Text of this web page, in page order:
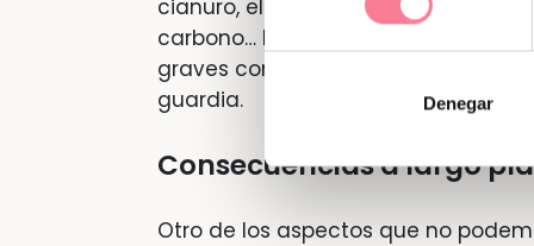
Denegar
cianuro, el tolueno, el gas butano
carbono… Permanecen ahí
graves consecuencias para la
guardia.
Consecuencias a largo
Otro de los aspectos que no